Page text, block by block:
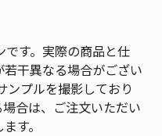
す。実際の商品と仕
干異なる場合がござい
ンプルを撮影しており
合は、ご注文いただい
す。